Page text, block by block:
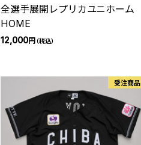
全選手展開レプリカユニホーム
HOME
12,000円（税込）
受注商品